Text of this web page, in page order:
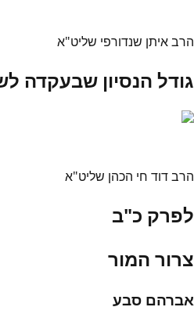
הרב איתן שנדורפי שליט"א
גודל הנסיון שבעקדה
הרב דוד חי הכהן שליט"א
לפרק כ"ב
צרור המור
אברהם סבע